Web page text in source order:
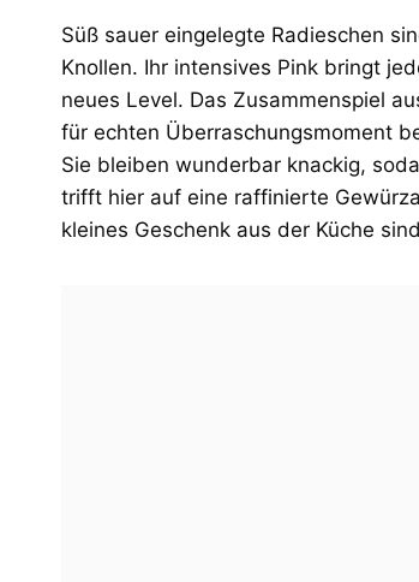
Süß sauer eingelegte Radieschen
Knollen. Ihr intensives Pink bringt
neues Level. Das Zusammenspiel
für echten Überraschungsmoment
Sie bleiben wunderbar knackig,
trifft hier auf eine raffinierte
kleines Geschenk aus der Küche